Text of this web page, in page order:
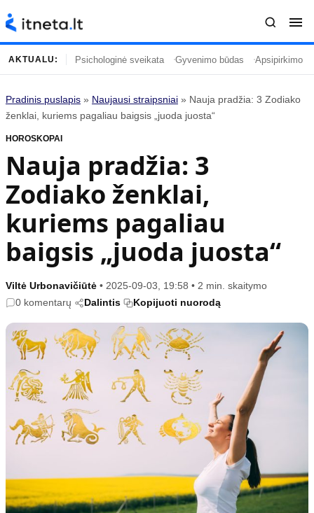
Turinys
Naujausi straipsniai
Gyvenimas
Įdomybės
Mada
Mokslas
Namai ir interjeras
Temos
Kulinarija
Technologijos
Gyvenimo būdas
Vasaros mada
Tėvai ir vaikai
Populiaru
Sodas ir daržas
Sveikata ir grožis
Karjera
Psichologinė sveikata
Tvari mada
Informacija
Klaidų taisymo politika
Naudojimo sąlygos
Privatumo politika
Reklamos politika
Slapukų politika
Apie mus
AKTUALU: Psichologinė sveikata Gyvenimo būdas Apsipirkimo
Pradinis puslapis » Naujausi straipsniai » Nauja pradžia: 3 Zodiako
ženklai, kuriems pagaliau baigsis „juoda juosta“
HOROSKOPAI
Nauja pradžia: 3
Zodiako ženklai,
kuriems pagaliau
baigsis „juoda juosta“
Viltė Urbonavičiūtė • 2025-09-03, 19:58 • 2 min. skaitymo
0 komentarų
Dalintis Kopijuoti nuorodą